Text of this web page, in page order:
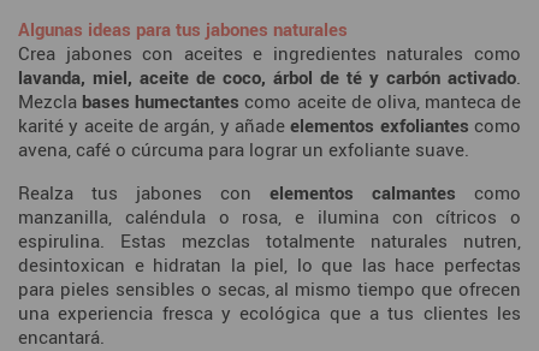
Algunas ideas para tus jabones naturales
Crea jabones con aceites e ingredientes naturales como
lavanda, miel, aceite de coco, árbol de té y carbón activado.
Mezcla bases humectantes como aceite de oliva, manteca de
karité y aceite de argán, y añadeelementos exfoliantes como
avena, café o cúrcuma para lograr un exfoliante suave.
Realza tus jabones con elementos calmantes como
manzanilla, caléndula o rosa, e ilumina con cítricos o
espirulina. Estas mezclas totalmente naturales nutren,
desintoxican e hidratan la piel, lo que las hace perfectas
para pieles sensibles o secas, al mismo tiempo que ofrecen
una experiencia fresca y ecológica que a tus clientes les
encantará.